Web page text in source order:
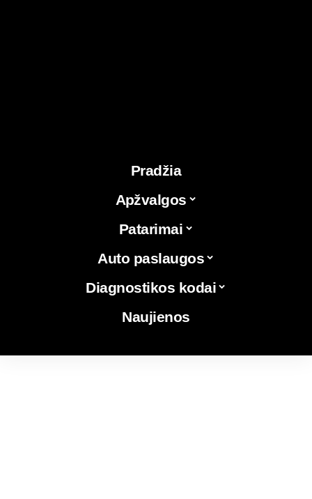
Pradžia
Apžvalgos
Patarimai
Auto paslaugos
Diagnostikos kodai
Naujienos